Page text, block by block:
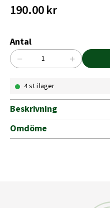
190.00kr
Antal
BUNTBAND
SVART
BÅREBO
− +
4 st i lager
Beskrivning
Omdöme